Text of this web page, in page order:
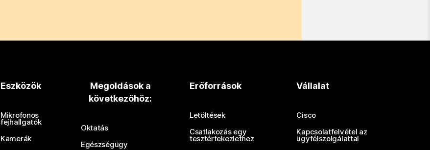
Eszközök
Mikrofonos
fejhallgatók
Kamerák
Megoldások a
következőhöz:
Oktatás
Egészségügy
Erőforrások
Letöltések
Csatlakozás egy
tesztértekezlethez
Vállalat
Cisco
Kapcsolatfelvétel az
ügyfélszolgálattal